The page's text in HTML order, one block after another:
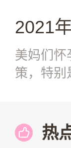
2021
美妈们怀
策，特别
热